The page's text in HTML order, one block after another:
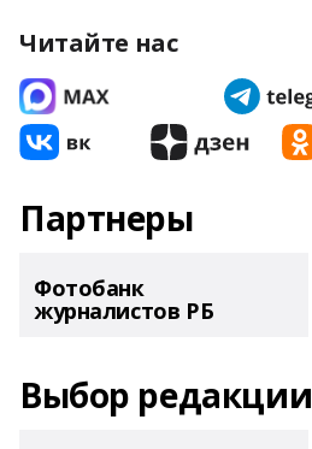
Читайте нас
Партнеры
Фотобанк
журналистов РБ
Выбор редакции